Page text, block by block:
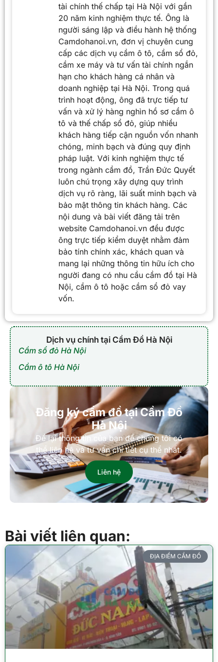
tài chính thế chấp tại Hà Nội với gần
20 năm kinh nghiệm thực tế. Ông là
người sáng lập và điều hành hệ thống
Camdohanoi.vn, đơn vị chuyên cung
cấp các dịch vụ cầm ô tô, cầm sổ đỏ,
cầm xe máy và tư vấn tài chính ngắn
hạn cho khách hàng cá nhân và
doanh nghiệp tại Hà Nội. Trong quá
trình hoạt động, ông đã trực tiếp tư
vấn và xử lý hàng nghìn hồ sơ cầm ô
tô và thế chấp sổ đỏ, giúp nhiều
khách hàng tiếp cận nguồn vốn nhanh
chóng, minh bạch và đúng quy định
pháp luật. Với kinh nghiệm thực tế
trong ngành cầm đồ, Trần Đức Quyết
luôn chú trọng xây dựng quy trình
dịch vụ rõ ràng, lãi suất minh bạch và
bảo mật thông tin khách hàng. Các
nội dung và bài viết đăng tải trên
website Camdohanoi.vn đều được
ông trực tiếp kiểm duyệt nhằm đảm
bảo tính chính xác, khách quan và
mang lại những thông tin hữu ích cho
người đang có nhu cầu cầm đồ tại Hà
Nội, cầm ô tô hoặc cầm sổ đỏ vay
vốn.
Dịch vụ chính tại Cầm Đồ Hà Nội
Cầm sổ đỏ Hà Nội
Cầm ô tô Hà Nội
Đăng ký cầm đồ tại Cầm Đồ
Hà Nội
Để lại thông tin của bạn để chúng tôi có
thể liên hệ và tư vấn chi tiết cụ thể nhất.
Liên hệ
Bài viết liên quan:
ĐỊA ĐIỂM CẦM ĐỒ